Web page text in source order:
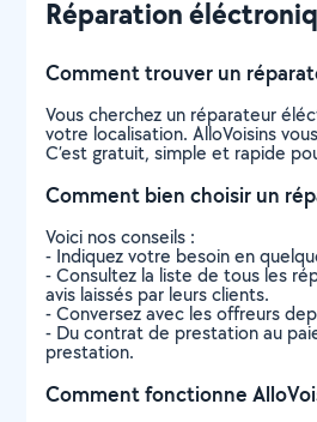
Réparation
Comment trouver un
Vous cherchez un réparateur
votre localisation. AlloVoisins
C’est gratuit, simple et rapide
Comment bien choisir un
Voici nos conseils :
- Indiquez votre besoin en
- Consultez la liste de tous les
avis laissés par leurs clients.
- Conversez avec les offreurs
- Du contrat de prestation au
prestation.
Comment fonctionne